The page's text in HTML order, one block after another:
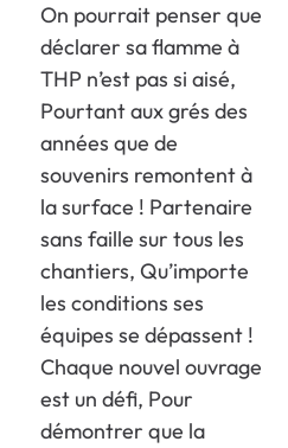
On pourrait penser que
déclarer sa flamme à
THP n’est pas si aisé,
Pourtant aux grés des
années que de
souvenirs remontent à
la surface ! Partenaire
sans faille sur tous les
chantiers, Qu’importe
les conditions ses
équipes se dépassent !
Chaque nouvel ouvrage
est un défi, Pour
démontrer que la